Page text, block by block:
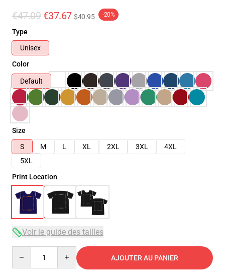
€47.09 €37.67 $40.95 -20%
Type
Unisex
Color
Default
Size
S
M L XL 2XL 3XL
4XL
5XL
Print Location
Voir le guide des tailles
AJOUTER AU PANIER